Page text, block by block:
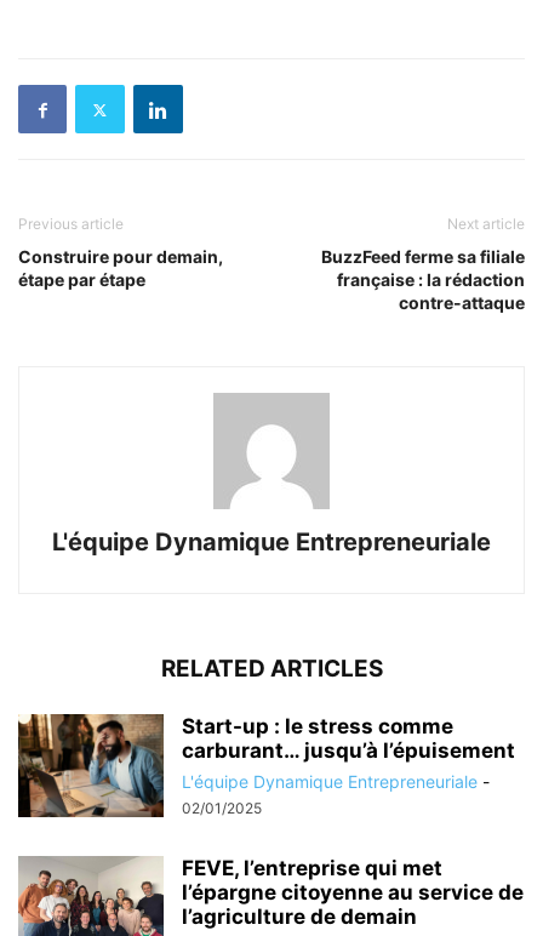
Previous article
Construire pour demain,
étape par étape
Next article
BuzzFeed ferme sa filiale
française : la rédaction
contre-attaque
L'équipe Dynamique Entrepreneuriale
RELATED ARTICLES
Start-up : le stress comme
carburant… jusqu’à l’épuisement
L'équipe Dynamique Entrepreneuriale -
02/01/2025
FEVE, l’entreprise qui met
l’épargne citoyenne au service de
l’agriculture de demain